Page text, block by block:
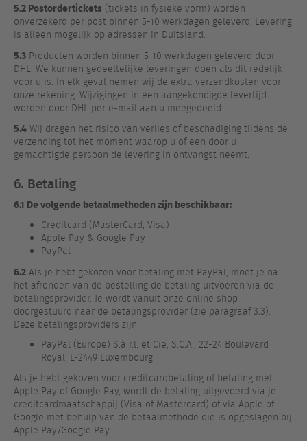
5.2 Postordertickets (tickets in fysieke vorm) worden
onverzekerd per post binnen 5-10 werkdagen geleverd. Levering
is alleen mogelijk op adressen in Duitsland.
5.3 Producten worden binnen 5-10 werkdagen geleverd door
DHL. We kunnen gedeeltelijke leveringen doen als dit redelijk
voor u is. In elk geval nemen wij de extra verzendkosten voor
onze rekening. Wijzigingen in een aangekondigde levertijd
worden door DHL per e-mail aan u meegedeeld.
5.4 Wij dragen het risico van verlies of beschadiging tijdens de
verzending tot het moment waarop u of een door u
gemachtigde persoon de levering in ontvangst neemt.
6. Betaling
6.1 De volgende betaalmethoden zijn beschikbaar:
Creditcard (MasterCard, Visa)
Apple Pay & Google Pay
PayPal
6.2 Als je hebt gekozen voor betaling met PayPal, moet je na
het afronden van de bestelling de betaling uitvoeren via de
betalingsprovider. Je wordt vanuit onze online shop
doorgestuurd naar de betalingsprovider (zie paragraaf 3.3).
Deze betalingsproviders zijn:
PayPal (Europe) S.à r.l. et Cie, S.C.A., 22-24 Boulevard
Royal, L-2449 Luxembourg
Als je hebt gekozen voor creditcardbetaling of betaling met
Apple Pay of Google Pay, wordt de betaling uitgevoerd via je
creditcardmaatschappij (Visa of Mastercard) of via Apple of
Google met behulp van de betaalmethode die is opgeslagen bij
Apple Pay/Google Pay.